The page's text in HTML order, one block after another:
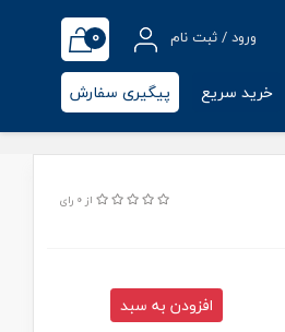
ورود / ثبت نام 0
خرید سریع پیگیری سفارش
از 0 رای
افزودن به سبد